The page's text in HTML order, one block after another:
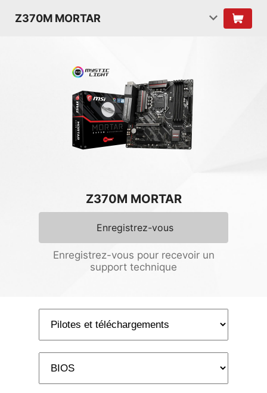
Z370M MORTAR
Z370M MORTAR
Enregistrez-vous
Enregistrez-vous pour recevoir un
support technique